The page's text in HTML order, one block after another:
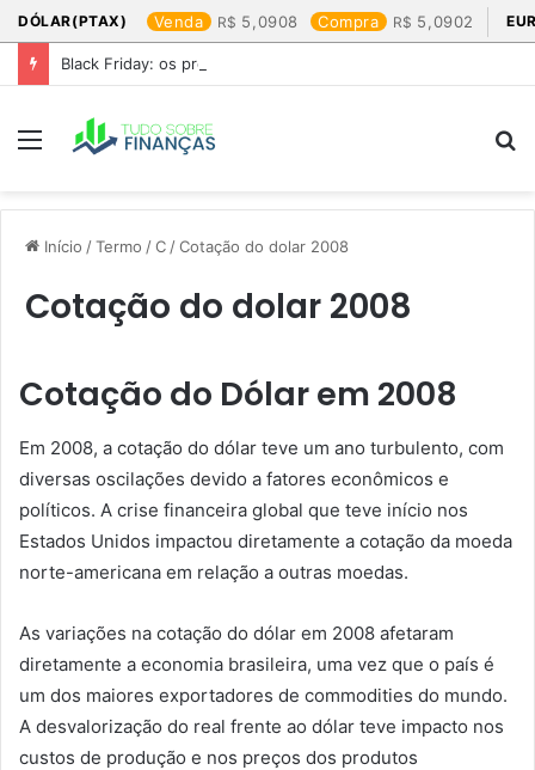
DÓLAR(PTAX) Venda 5,0908 Compra 5,0902
Black Friday: os produtos que mais valem a pena
Menu
Início /Termo /C /Cotação do dolar 2008​
Cotação do dolar 2008​
Cotação do Dólar em 2008
Em 2008, a cotação do dólar teve um ano turbulento, com
diversas oscilações devido a fatores econômicos e
políticos. A crise financeira global que teve início nos
Estados Unidos impactou diretamente a cotação da moeda
norte-americana em relação a outras moedas.
As variações na cotação do dólar em 2008 afetaram
diretamente a economia brasileira, uma vez que o país é
um dos maiores exportadores de commodities do mundo.
A desvalorização do real frente ao dólar teve impacto nos
custos de produção e nos preços dos produtos